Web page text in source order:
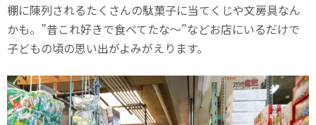
棚に陳列されるたくさんの駄菓子に当てくじや文房具なん
かも。”昔これ好きで食べてたな〜”などお店にいるだけで
子どもの頃の思い出がよみがえります。